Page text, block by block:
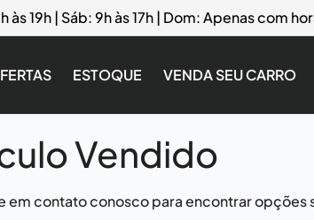
às 19h | Sáb: 9h às 17h | Dom: Apenas com
ESTOQUE VENDA SEU CARRO
Vendido
em contato conosco para encontrar opções